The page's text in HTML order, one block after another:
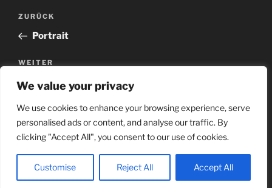
We value your privacy
We use cookies to enhance your browsing experience, serve
personalised ads or content, and analyse our traffic. By
clicking "Accept All", you consent to our use of cookies.
Customise Reject All Accept All
ZURÜCK
Portrait
WEITER
Bleistiftzeichnung